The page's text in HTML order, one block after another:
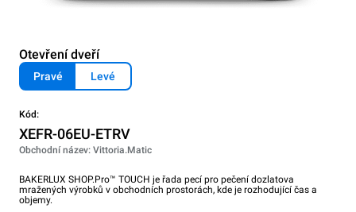
Otevření dveří
Pravé Levé
Kód:
XEFR-06EU-ETRV
Obchodní název: Vittoria.Matic
BAKERLUX SHOP.Pro™ TOUCH je řada pecí pro pečení dozlatova
mražených výrobků v obchodních prostorách, kde je rozhodující čas a
objemy.